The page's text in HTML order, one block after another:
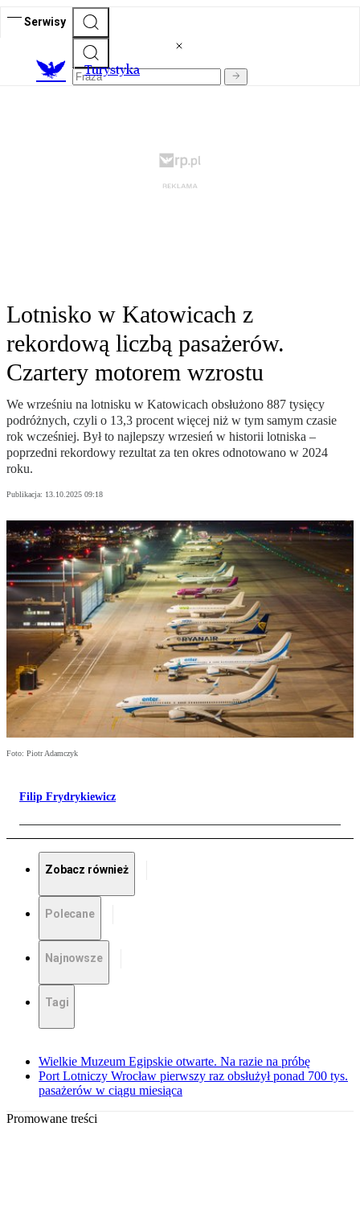
Serwisy
Turystyka
Lotnisko w Katowicach z
rekordową liczbą pasażerów.
Czartery motorem wzrostu
We wrześniu na lotnisku w Katowicach obsłużono 887 tysięcy
podróżnych, czyli o 13,3 procent więcej niż w tym samym czasie
rok wcześniej. Był to najlepszy wrzesień w historii lotniska –
poprzedni rekordowy rezultat za ten okres odnotowano w 2024
roku.
Publikacja: 13.10.2025 09:18
Foto: Piotr Adamczyk
Filip Frydrykiewicz
Zobacz również
Polecane
Najnowsze
Tagi
Wielkie Muzeum Egipskie otwarte. Na razie na próbę
Port Lotniczy Wrocław pierwszy raz obsłużył ponad 700 tys.
pasażerów w ciągu miesiąca
Promowane treści